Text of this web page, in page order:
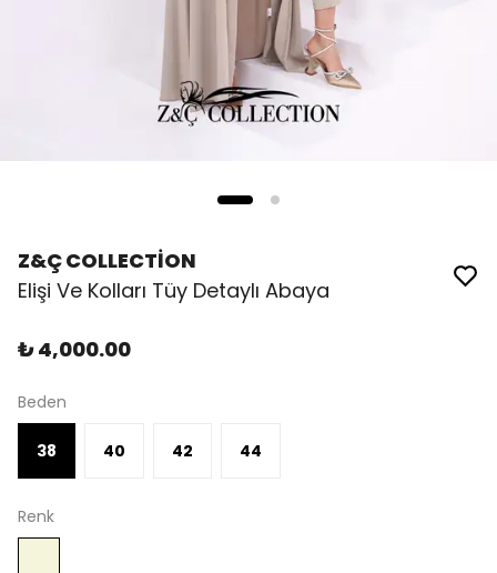
Z&Ç COLLECTİON
Elişi Ve Kolları Tüy Detaylı Abaya
₺ 4,000.00
Beden
38 40 42 44
Renk